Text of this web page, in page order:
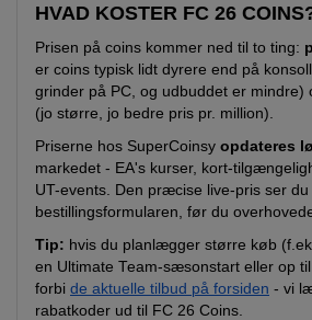
HVAD KOSTER FC 26
Prisen på coins kommer ned til to ting:
er coins typisk lidt dyrere end på
grinder på PC, og udbuddet er mindre)
(jo større, jo bedre pris pr. million).
Priserne hos SuperCoinsy opdateres
markedet - EA's kurser, kort-
UT-events. Den præcise live-pris ser du
bestillingsformularen, før du
Tip: hvis du planlægger større køb
en Ultimate Team-sæsonstart eller op
forbi de aktuelle tilbud på forsiden - vi
rabatkoder ud til FC 26 Coins.